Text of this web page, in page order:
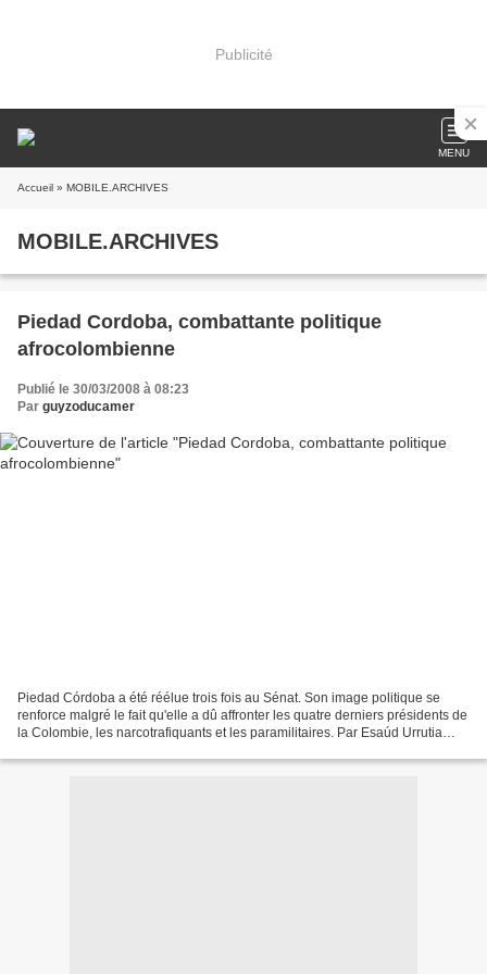
Publicité
MENU
Accueil » MOBILE.ARCHIVES
MOBILE.ARCHIVES
Piedad Cordoba, combattante politique
afrocolombienne
Publié le 30/03/2008 à 08:23
Par guyzoducamer
Piedad Córdoba a été réélue trois fois au Sénat. Son image politique se
renforce malgré le fait qu'elle a dû affronter les quatre derniers présidents de
la Colombie, les narcotrafiquants et les paramilitaires. Par Esaúd Urrutia